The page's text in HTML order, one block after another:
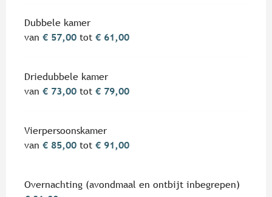
Dubbele kamer
van € 57,00 tot € 61,00
Driedubbele kamer
van € 73,00 tot € 79,00
Vierpersoonskamer
van € 85,00 tot € 91,00
Overnachting (avondmaal en ontbijt inbegrepen)